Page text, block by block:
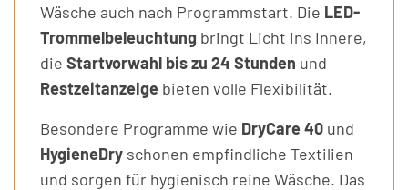
Wäsche auch nach Programmstart. Die LED-
Trommelbeleuchtung bringt Licht ins Innere,
die Startvorwahl bis zu 24 Stunden und
Restzeitanzeige bieten volle Flexibilität.
Besondere Programme wie DryCare 40 und
HygieneDry schonen empfindliche Textilien
und sorgen für hygienisch reine Wäsche. Das